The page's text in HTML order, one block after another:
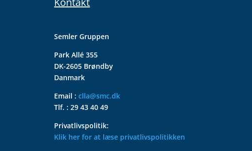
Semler Gruppen
Park Allé 355
DK-2605 Brøndby
Danmark
Email :clla@smc.dk
Tlf. : 29 43 40 49
Privatlivspolitik:
Klik her for at læse privatlivspolitikken